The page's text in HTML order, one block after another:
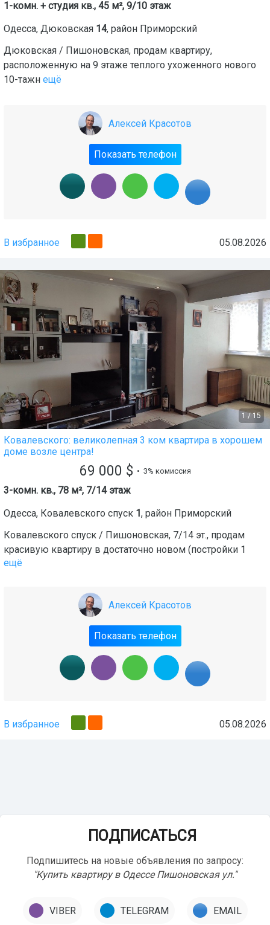
1-комн. + студия кв., 45 м², 9/10 этаж
Одесса, Дюковская 14, район Приморский
Дюковская / Пишоновская, продам квартиру,
расположенную на 9 этаже теплого ухоженного нового
10-тажн ещё
Алексей Красотов
Показать телефон
В избранное 05.08.2026
1 /15
Ковалевского: великолепная 3 ком квартира в хорошем
доме возле центра!
69 000 $ • 3% комиссия
3-комн. кв., 78 м², 7/14 этаж
Одесса, Ковалевского спуск 1, район Приморский
Ковалевского спуск / Пишоновская, 7/14 эт., продам
красивую квартиру в достаточно новом (постройки 1
ещё
Алексей Красотов
Показать телефон
В избранное 05.08.2026
ПОДПИСАТЬСЯ
Подпишитесь на новые объявления по запросу:
"Купить квартиру в Одессе Пишоновская ул."
VIBER TELEGRAM EMAIL